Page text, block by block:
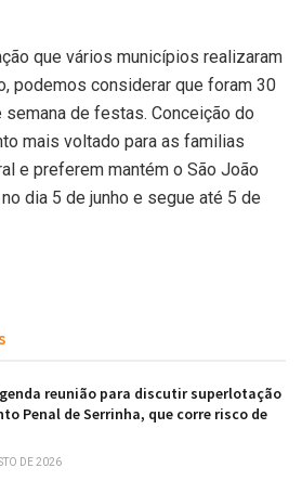
que vários municípios realizaram
podemos considerar que foram 30
de festas. Conceição do
mais voltado para as familias
e preferem mantém o São João
dia 5 de junho e segue até 5 de
reunião para discutir superlotação
Penal de Serrinha, que corre risco de
DE 2026